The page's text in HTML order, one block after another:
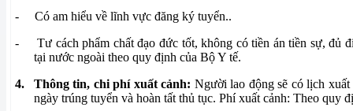
-
Có am hiểu về lĩnh vực đăng ký tuyển..
-
Tư cách phẩm chất đạo đức tốt, không có tiền án tiền sự, đủ
tại nước ngoài theo quy định của Bộ Y tế.
4.
Thông tin, chi phí xuất cảnh: Người lao động sẽ có lịch
ngày trúng tuyển và hoàn tất thủ tục. Phí xuất cảnh: Theo quy